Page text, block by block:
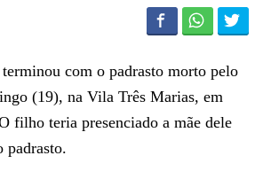
com o padrasto morto pelo
(19), na Vila Três Marias, em
filho teria presenciado a mãe dele
padrasto.